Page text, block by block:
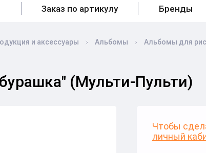
Заказ по артикулу Бренды
и аксесcуары Альбомы
Альбомы для
(Мульти-Пульти)
Чтобы
личный